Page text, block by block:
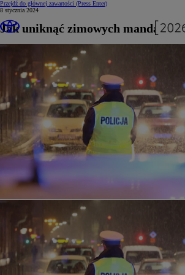
Przejdź do głównej zawartości (Press Enter)
8 stycznia 2024
Jak uniknąć zimowych mandatów?